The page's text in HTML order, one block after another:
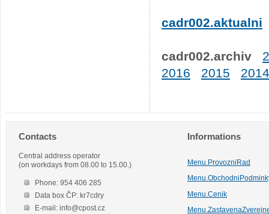
cadr002.aktualni
cadr002.archiv
2016
2015 2014
Contacts
Central address operator
(on workdays from 08.00 to 15.00.)
Phone: 954 406 285
Data box ČP: kr7cdry
E-mail: info@cpost.cz
Informations
Menu.ProvozniRad
Menu.Cenik